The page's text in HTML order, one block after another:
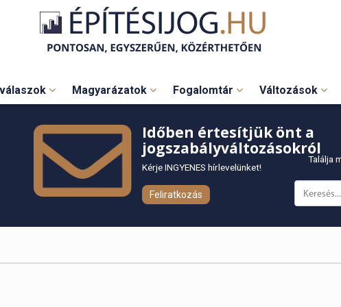
Magyarázatok Fogalomtár Változások
Időben értesítjük önt a
jogszabályváltozásokról
Kérje INGYENES hírlevelünket!
Feliratkozás
Találja